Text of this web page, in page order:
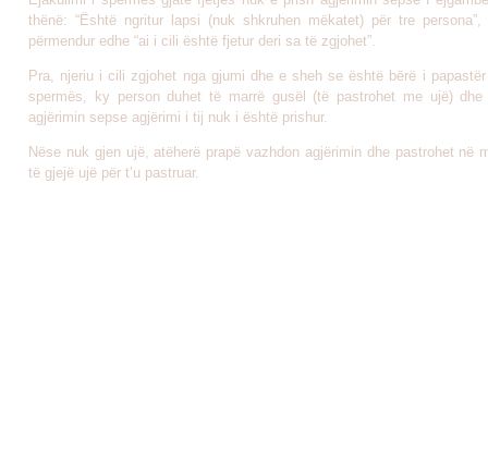
thënë: “Është ngritur lapsi (nuk shkruhen mëkatet) për tre
përmendur edhe “ai i cili është fjetur deri sa të zgjohet”.
Pra, njeriu i cili zgjohet nga gjumi dhe e sheh se është bërë i
spermës, ky person duhet të marrë gusël (të pastrohet me ujë) dhe
agjërimin sepse agjërimi i tij nuk i është prishur.
Nëse nuk gjen ujë, atëherë prapë vazhdon agjërimin dhe pastrohet në
të gjejë ujë për t’u pastruar.